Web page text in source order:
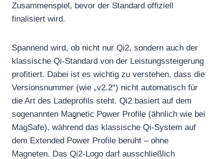
Zusammenspiel, bevor der Standard offiziell
finalisiert wird.
Spannend wird, ob nicht nur Qi2, sondern auch der
klassische Qi-Standard von der Leistungssteigerung
profitiert. Dabei ist es wichtig zu verstehen, dass die
Versionsnummer (wie „v2.2“) nicht automatisch für
die Art des Ladeprofils steht. Qi2 basiert auf dem
sogenannten Magnetic Power Profile (ähnlich wie bei
MagSafe), während das klassische Qi-System auf
dem Extended Power Profile beruht – ohne
Magneten. Das Qi2-Logo darf ausschließlich